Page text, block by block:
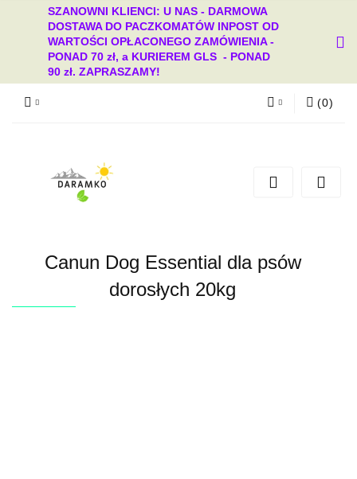
SZANOWNI KLIENCI: U NAS - DARMOWA
DOSTAWA DO PACZKOMATÓW INPOST OD
WARTOŚCI OPŁACONEGO ZAMÓWIENIA -
PONAD 70 zł, a KURIEREM GLS - PONAD
90 zł. ZAPRASZAMY!
Dodaj zgłoszenie
(0)
Canun Dog Essential dla psów
dorosłych 20kg